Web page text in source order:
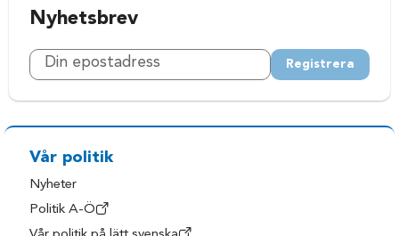
Nyhetsbrev
Registrera
Vår politik
Nyheter
Politik A-Ö